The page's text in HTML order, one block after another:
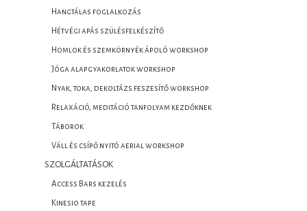
Hangtálas foglalkozás
Hétvégi apás szülésfelkészítő
Homlok és szemkörnyék ápoló workshop
Jóga alapgyakorlatok workshop
Nyak, toka, dekoltázs feszesítő workshop
Relaxáció, meditáció tanfolyam kezdőknek
Táborok
Váll és csípő nyitó aerial workshop
SZOLGÁLTATÁSOK
Access Bars kezelés
Kinesio tape